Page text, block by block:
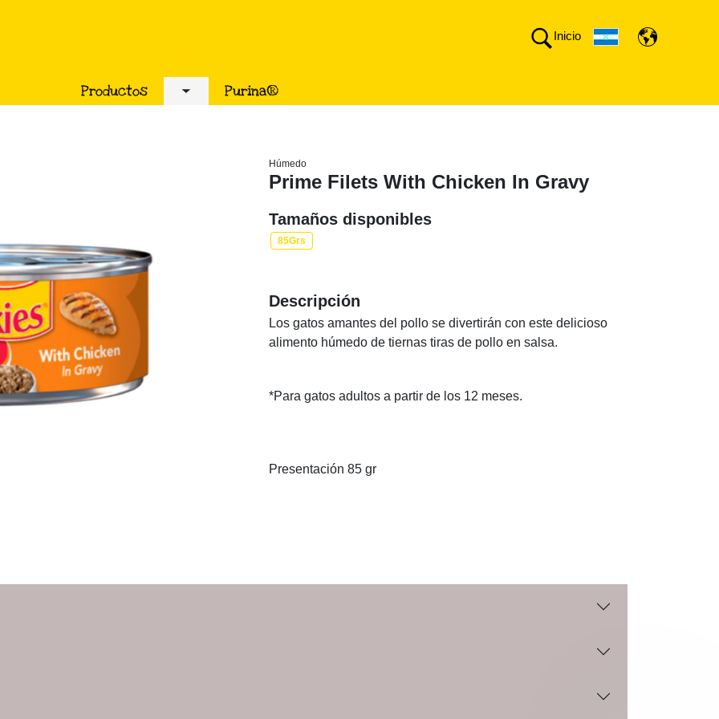
Inicio
Productos Toggle submenu
Purina®
Húmedo
Prime Filets With Chicken In Gravy
Tamaños disponibles
85Grs
Descripción
Los gatos amantes del pollo se divertirán con este delicioso
alimento húmedo de tiernas tiras de pollo en salsa.
*Para gatos adultos a partir de los 12 meses.
Presentación 85 gr